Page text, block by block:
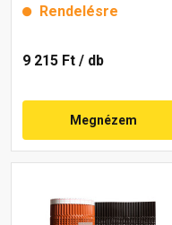
Rendelésre
9 215 Ft / db
Megnézem